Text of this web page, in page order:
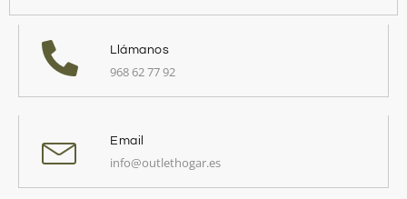
Llámanos
968 62 77 92
Email
info@outlethogar.es